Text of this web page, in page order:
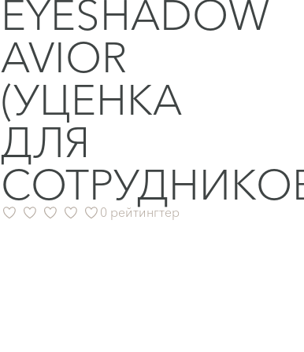
EYESHADOW
AVIOR
(УЦЕНКА
ДЛЯ
0 рейтингтер